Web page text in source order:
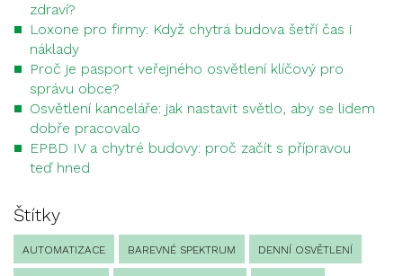
zdraví?
Loxone pro firmy: Když chytrá budova šetří čas i
náklady
Proč je pasport veřejného osvětlení klíčový pro
správu obce?
Osvětlení kanceláře: jak nastavit světlo, aby se lidem
dobře pracovalo
EPBD IV a chytré budovy: proč začít s přípravou
teď hned
Štítky
AUTOMATIZACE BAREVNÉ SPEKTRUM DENNÍ OSVĚTLENÍ